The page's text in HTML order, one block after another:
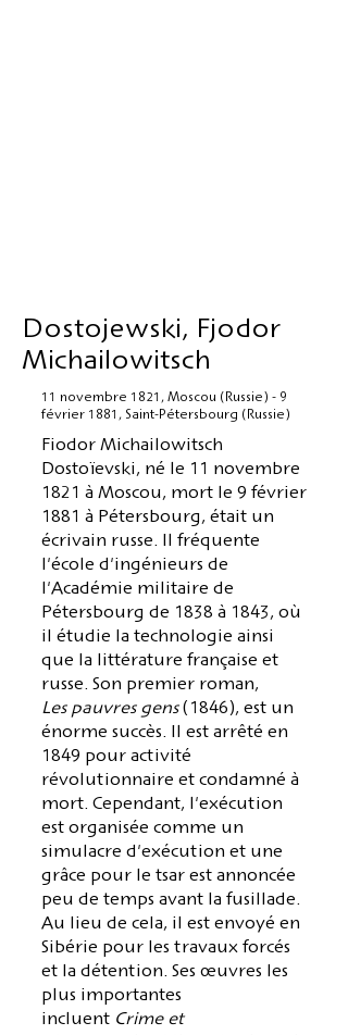
Dostojewski, Fjodor
Michailowitsch
11 novembre 1821, Moscou (Russie) - 9
février 1881, Saint-Pétersbourg (Russie)
Fiodor Michailowitsch
Dostoïevski, né le 11 novembre
1821 à Moscou, mort le 9 février
1881 à Pétersbourg, était un
écrivain russe. Il fréquente
l'école d'ingénieurs de
l'Académie militaire de
Pétersbourg de 1838 à 1843, où
il étudie la technologie ainsi
que la littérature française et
russe. Son premier roman,
Les pauvres gens (1846), est un
énorme succès. Il est arrêté en
1849 pour activité
révolutionnaire et condamné à
mort. Cependant, l'exécution
est organisée comme un
simulacre d'exécution et une
grâce pour le tsar est annoncée
peu de temps avant la fusillade.
Au lieu de cela, il est envoyé en
Sibérie pour les travaux forcés
et la détention. Ses œuvres les
plus importantes
incluent Crime et